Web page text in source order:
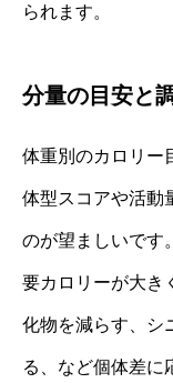
られます。
分量の目安と
体重別のカロリー
体型スコアや活動
のが望ましいです
要カロリーが大き
化物を減らす、シ
る、など個体差に